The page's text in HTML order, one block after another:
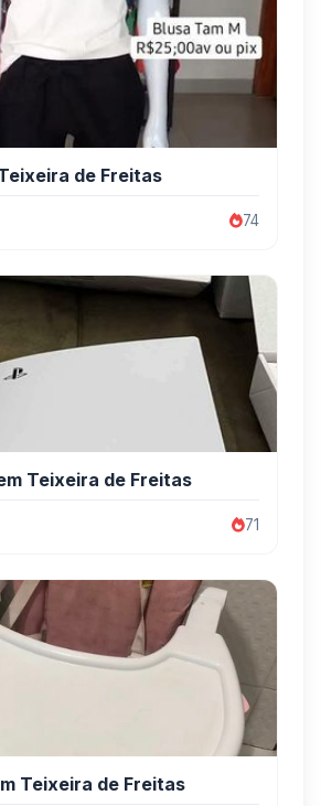
de Freitas
74
Teixeira de Freitas
71
Teixeira de Freitas